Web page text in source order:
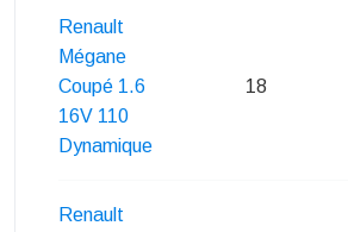
Renault
Mégane
Coupé 1.6
16V 110
Dynamique
18
Renault